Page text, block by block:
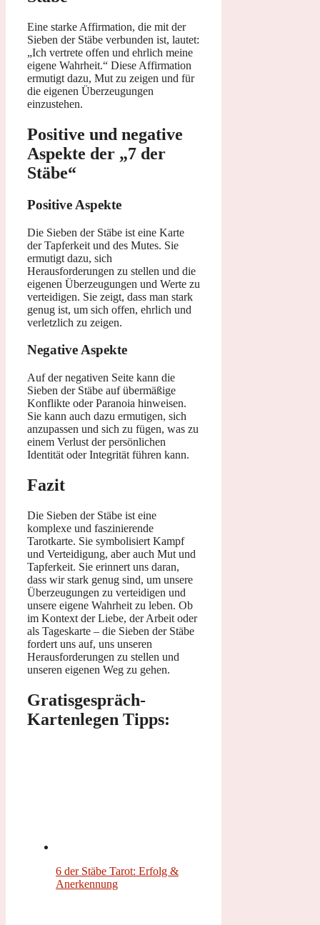
Eine starke Affirmation, die mit der
Sieben der Stäbe verbunden ist, lautet:
„Ich vertrete offen und ehrlich meine
eigene Wahrheit.“ Diese Affirmation
ermutigt dazu, Mut zu zeigen und für
die eigenen Überzeugungen
einzustehen.
Positive und negative
Aspekte der „7 der
Stäbe“
Positive Aspekte
Die Sieben der Stäbe ist eine Karte
der Tapferkeit und des Mutes. Sie
ermutigt dazu, sich
Herausforderungen zu stellen und die
eigenen Überzeugungen und Werte zu
verteidigen. Sie zeigt, dass man stark
genug ist, um sich offen, ehrlich und
verletzlich zu zeigen.
Negative Aspekte
Auf der negativen Seite kann die
Sieben der Stäbe auf übermäßige
Konflikte oder Paranoia hinweisen.
Sie kann auch dazu ermutigen, sich
anzupassen und sich zu fügen, was zu
einem Verlust der persönlichen
Identität oder Integrität führen kann.
Fazit
Die Sieben der Stäbe ist eine
komplexe und faszinierende
Tarotkarte. Sie symbolisiert Kampf
und Verteidigung, aber auch Mut und
Tapferkeit. Sie erinnert uns daran,
dass wir stark genug sind, um unsere
Überzeugungen zu verteidigen und
unsere eigene Wahrheit zu leben. Ob
im Kontext der Liebe, der Arbeit oder
als Tageskarte – die Sieben der Stäbe
fordert uns auf, uns unseren
Herausforderungen zu stellen und
unseren eigenen Weg zu gehen.
Gratisgespräch-
Kartenlegen Tipps:
6 der Stäbe Tarot: Erfolg &
Anerkennung